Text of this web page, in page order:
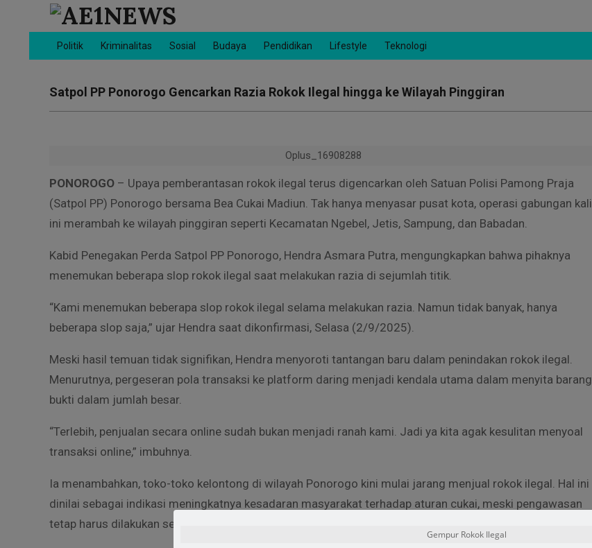
AE1NEWS
Primary
Menu
Politik Kriminalitas Sosial Budaya Pendidikan Lifestyle Teknologi
Satpol PP Ponorogo Gencarkan Razia Rokok Ilegal hingga ke Wilayah Pinggiran
Oplus_16908288
PONOROGO – Upaya pemberantasan rokok ilegal terus digencarkan oleh Satuan Polisi Pamong Praja
(Satpol PP) Ponorogo bersama Bea Cukai Madiun. Tak hanya menyasar pusat kota, operasi gabungan kali
ini merambah ke wilayah pinggiran seperti Kecamatan Ngebel, Jetis, Sampung, dan Babadan.
Kabid Penegakan Perda Satpol PP Ponorogo, Hendra Asmara Putra, mengungkapkan bahwa pihaknya
menemukan beberapa slop rokok ilegal saat melakukan razia di sejumlah titik.
“Kami menemukan beberapa slop rokok ilegal selama melakukan razia. Namun tidak banyak, hanya
beberapa slop saja,” ujar Hendra saat dikonfirmasi, Selasa (2/9/2025).
Meski hasil temuan tidak signifikan, Hendra menyoroti tantangan baru dalam penindakan rokok ilegal.
Menurutnya, pergeseran pola transaksi ke platform daring menjadi kendala utama dalam menyita barang
bukti dalam jumlah besar.
“Terlebih, penjualan secara online sudah bukan menjadi ranah kami. Jadi ya kita agak kesulitan menyoal
transaksi online,” imbuhnya.
Ia menambahkan, toko-toko kelontong di wilayah Ponorogo kini mulai jarang menjual rokok ilegal. Hal ini
dinilai sebagai indikasi meningkatnya kesadaran masyarakat terhadap aturan cukai, meski pengawasan
tetap harus dilakukan secara intensif.
Gempur Rokok Ilegal